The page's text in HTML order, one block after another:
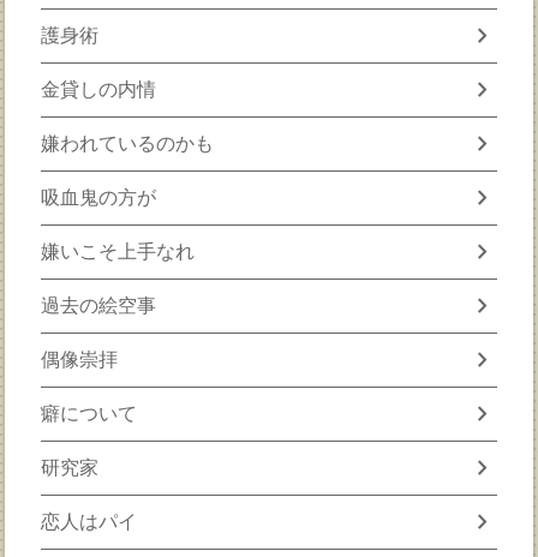
護身術 chevron_right
金貸しの内情 chevron_right
嫌われているのかも chevron_right
吸血鬼の方が chevron_right
嫌いこそ上手なれ chevron_right
過去の絵空事 chevron_right
偶像崇拝 chevron_right
癖について chevron_right
研究家 chevron_right
恋人はパイ chevron_right